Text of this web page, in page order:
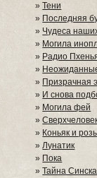
»Тени
» Последняя
» Чудеса
» Могила
» Радио
»
» Призрачная
» И снова
» Могила фей
»
» Коньяк и
»Лунатик
» Пока
»Тайна